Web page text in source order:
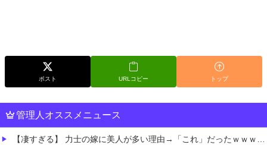
ポスト URLコピー トップ
管理人オススメニュース
【凄すぎる】 力士の嫁に美人が多い理由→「これ」だったｗｗｗｗｗｗｗ